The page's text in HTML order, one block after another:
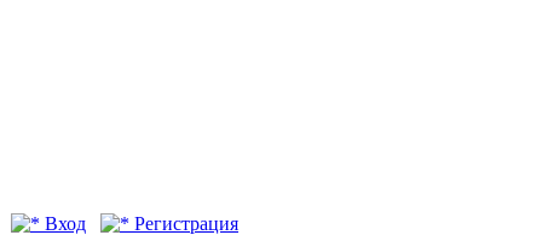
Вход Регистрация